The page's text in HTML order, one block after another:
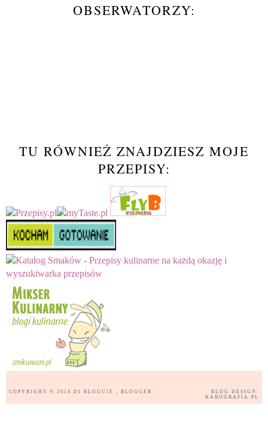
OBSERWATORZY:
TU RÓWNIEŻ ZNAJDZIESZ MOJE
PRZEPISY:
COPYRIGHT © 2014 DI BLOGUJE , BLOGGER
BLOG DESIGN:
KAROGRAFIA.PL